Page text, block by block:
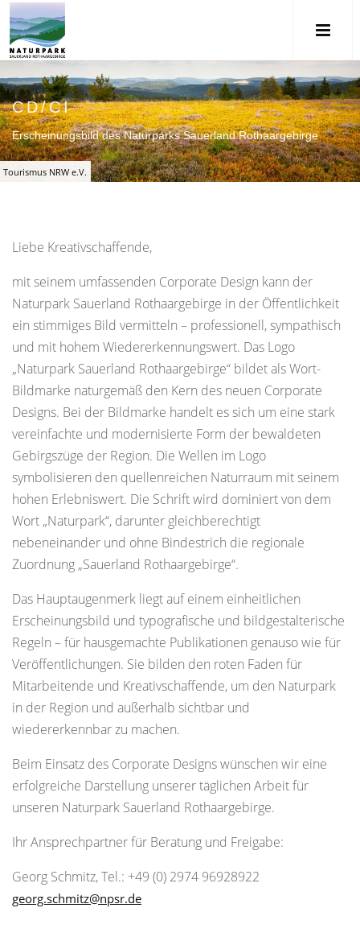
Tourismus NRW e.V.
CD/CI
Erscheinungsbild des Naturparks Sauerland Rothaargebirge
Liebe Kreativschaffende,
mit seinem umfassenden Corporate Design kann der
Naturpark Sauerland Rothaargebirge in der Öffentlichkeit
ein stimmiges Bild vermitteln – professionell, sympathisch
und mit hohem Wiedererkennungswert. Das Logo
„Naturpark Sauerland Rothaargebirge“ bildet als Wort-
Bildmarke naturgemäß den Kern des neuen Corporate
Designs. Bei der Bildmarke handelt es sich um eine stark
vereinfachte und modernisierte Form der bewaldeten
Gebirgszüge der Region. Die Wellen im Logo
symbolisieren den quellenreichen Naturraum mit seinem
hohen Erlebniswert. Die Schrift wird dominiert von dem
Wort „Naturpark“, darunter gleichberechtigt
nebeneinander und ohne Bindestrich die regionale
Zuordnung „Sauerland Rothaargebirge“.
Das Hauptaugenmerk liegt auf einem einheitlichen
Erscheinungsbild und typografische und bildgestalterische
Regeln – für hausgemachte Publikationen genauso wie für
Veröffentlichungen. Sie bilden den roten Faden für
Mitarbeitende und Kreativschaffende, um den Naturpark
in der Region und außerhalb sichtbar und
wiedererkennbar zu machen.
Beim Einsatz des Corporate Designs wünschen wir eine
erfolgreiche Darstellung unserer täglichen Arbeit für
unseren Naturpark Sauerland Rothaargebirge.
Ihr Ansprechpartner für Beratung und Freigabe:
Georg Schmitz, Tel.: +49 (0) 2974 96928922
georg.schmitz@npsr.de